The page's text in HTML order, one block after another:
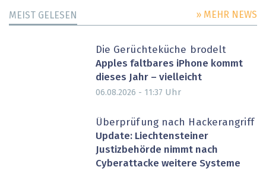
MEIST GELESEN » MEHR NEWS
Die Gerüchteküche brodelt
Apples faltbares iPhone kommt
dieses Jahr – vielleicht
06.08.2026 - 11:37 Uhr
Überprüfung nach Hackerangriff
Update: Liechtensteiner
Justizbehörde nimmt nach
Cyberattacke weitere Systeme